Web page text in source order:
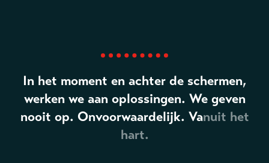
In het moment en achter de schermen,
werken we aan oplossingen. We geven
nooit op. Onvoorwaardelijk. Vanuit het
hart.